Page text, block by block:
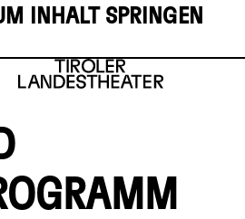
INHALT SPRINGEN